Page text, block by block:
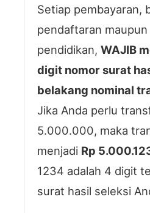
Setiap pembayaran,
pendaftaran maupun
pendidikan, WAJIB
digit nomor surat
belakang nominal
Jika Anda perlu
5.000.000, maka
menjadi Rp
1234 adalah 4 digit
surat hasil seleksi